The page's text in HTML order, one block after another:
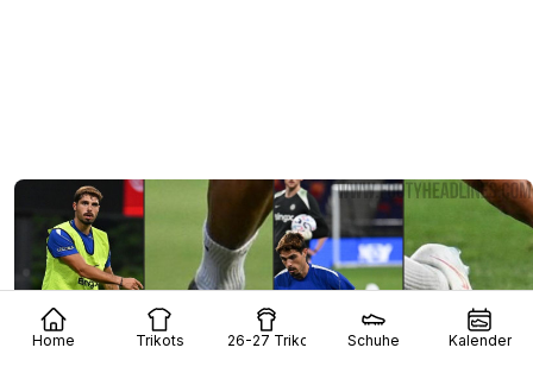
Home Trikots 26-27 Trikots Schuhe Kalender